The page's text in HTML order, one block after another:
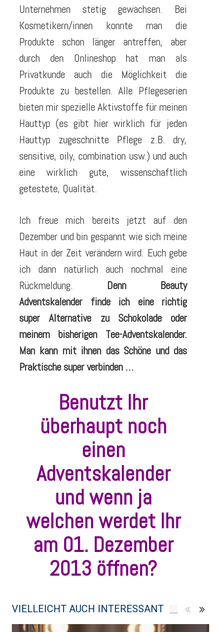
Unternehmen stetig gewachsen. Bei
Kosmetikern/innen konnte man die
Produkte schon länger antreffen, aber
durch den Onlineshop hat man als
Privatkunde auch die Möglichkeit die
Produkte zu bestellen. Alle Pflegeserien
bieten mir spezielle Aktivstoffe für meinen
Hauttyp (es gibt hier wirklich für jeden
Hauttyp zugeschnitte Pflege z.B. dry,
sensitive, oily, combination usw.) und auch
eine wirklich gute, wissenschaftlich
getestete, Qualität.
Ich freue mich bereits jetzt auf den
Dezember und bin gespannt wie sich meine
Haut in der Zeit verändern wird. Euch gebe
ich dann natürlich auch nochmal eine
Rückmeldung. Denn
Beauty
Adventskalender finde ich eine richtig
super Alternative zu Schokolade oder
meinem bisherigen Tee-Adventskalender.
Man kann mit ihnen das Schöne und das
Praktische super verbinden …
Benutzt Ihr
überhaupt noch
einen
Adventskalender
und wenn ja
welchen werdet Ihr
am 01. Dezember
2013 öffnen?
VIELLEICHT AUCH INTERESSANT